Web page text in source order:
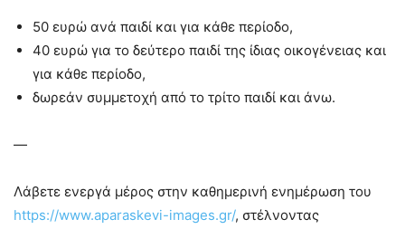
50 ευρώ ανά παιδί και για κάθε περίοδο,
40 ευρώ για το δεύτερο παιδί της ίδιας οικογένειας και
για κάθε περίοδο,
δωρεάν συμμετοχή από το τρίτο παιδί και άνω.
—
Λάβετε ενεργά μέρος στην καθημερινή ενημέρωση του
https://www.aparaskevi-images.gr/, στέλνοντας